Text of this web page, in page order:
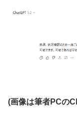
(画像は筆者PCの